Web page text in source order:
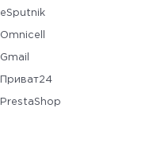
eSputnik
Omnicell
Gmail
Приват24
PrestaShop